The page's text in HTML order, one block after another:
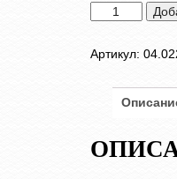
Количество
товара
Артикул: